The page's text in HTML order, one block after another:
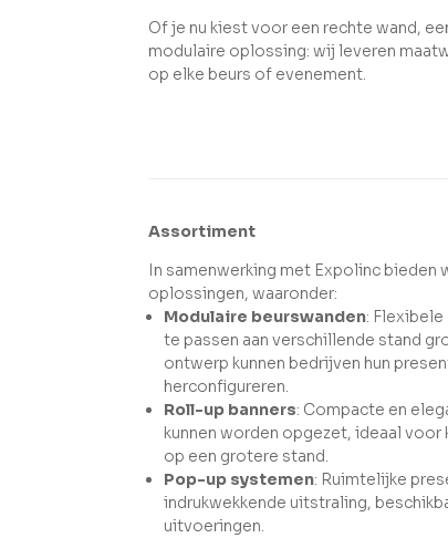
Of je nu kiest voor een rechte wand,
modulaire oplossing: wij leveren
op elke beurs of evenement.
Assortiment
In samenwerking met Expolinc bieden
oplossingen, waaronder:
Modulaire beurswanden:
te passen aan verschillende stand
ontwerp kunnen bedrijven hun
herconfigureren.
Roll-up banners: Compacte en
kunnen worden opgezet, ideaal
op een grotere stand.
Pop-up systemen: Ruimtelijke
indrukwekkende uitstraling,
uitvoeringen.